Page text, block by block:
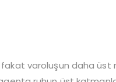
varoluşun daha üst